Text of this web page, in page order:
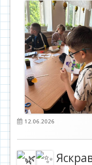
Опубліковано
12.06.2026